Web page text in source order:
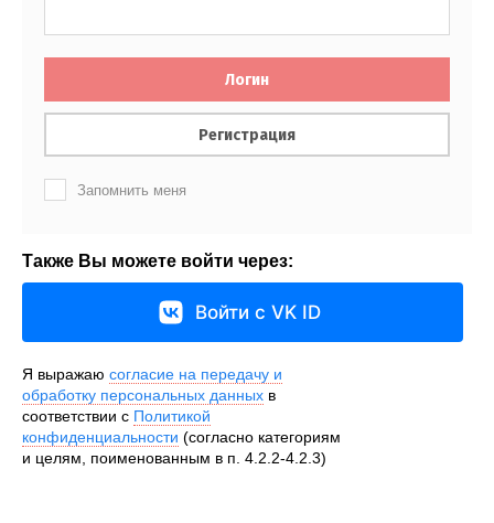
Логин
Регистрация
Запомнить меня
Также Вы можете войти через:
Войти с VK ID
Я выражаю согласие на передачу и
обработку персональных данных в
соответствии с Политикой
конфиденциальности (согласно категориям
и целям, поименованным в п. 4.2.2-4.2.3)